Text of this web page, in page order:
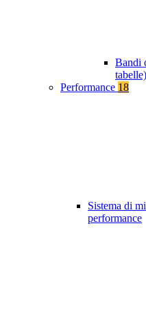
Bandi
tabelle)
Performance 18
Sistema di
performance